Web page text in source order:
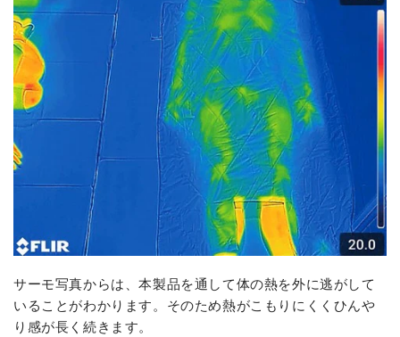
サーモ写真からは、本製品を通して体の熱を外に逃がして
いることがわかります。そのため熱がこもりにくくひんや
り感が長く続きます。